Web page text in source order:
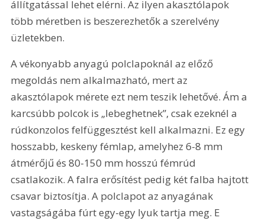
állítgatással lehet elérni. Az ilyen akasztólapok
több méretben is beszerezhetők a szerelvény
üzletekben.
A vékonyabb anyagú polclapoknál az előző
megoldás nem alkalmazható, mert az
akasztólapok mérete ezt nem teszik lehetővé. Ám a
karcsúbb polcok is „lebeghetnek”, csak ezeknél a
rúdkonzolos felfüggesztést kell alkalmazni. Ez egy
hosszabb, keskeny fémlap, amelyhez 6-8 mm
átmérőjű és 80-150 mm hosszú fémrúd
csatlakozik. A falra erősítést pedig két falba hajtott
csavar biztosítja. A polclapot az anyagának
vastagságába fúrt egy-egy lyuk tartja meg. E